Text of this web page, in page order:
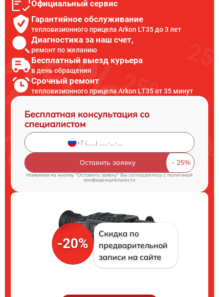
Официальный сервис
Гарантийное обслуживание
тепловизионного прицела Arkon LT35 до 3 лет
Диагностика за наш счет,
ремонт по желанию
Бесплатный выезд курьера
в день обращения
Срочный ремонт
тепловизионного прицела Arkon LT35 от 35 минут
Бесплатная консультация со
специалистом
Оставить заявку
Нажимая на кнопку "Оставить заявку" Вы соглашаетесь c политикой
конфиденциальности
-20%
Скидка по
предварительной
записи на сайте